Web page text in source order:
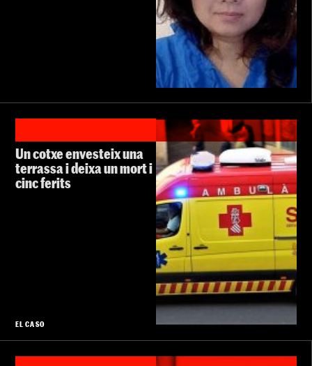
Un cotxe envesteix una
terrassa i deixa un mort i
cinc ferits
EL CASO